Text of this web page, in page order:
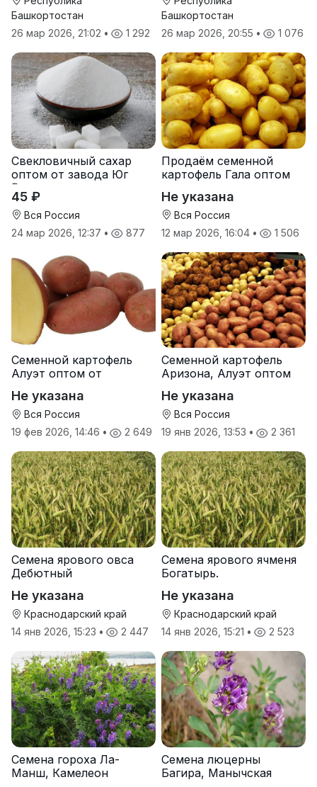
Башкортостан
26 мар 2026, 21:02 • 1 292
Башкортостан
26 мар 2026, 20:55 • 1 076
Свекловичный сахар
оптом от завода Юг
Руси
45 ₽
Вся Россия
24 мар 2026, 12:37 • 877
Продаём семенной
картофель Гала оптом
Не указана
Вся Россия
12 мар 2026, 16:04 • 1 506
Семенной картофель
Алуэт оптом от
Не указана
Вся Россия
19 фев 2026, 14:46 • 2 649
Семенной картофель
Аризона, Алуэт оптом
Не указана
Вся Россия
19 янв 2026, 13:53 • 2 361
Семена ярового овса
Дебютный
Не указана
Краснодарский край
14 янв 2026, 15:23 • 2 447
Семена ярового ячменя
Богатырь.
Не указана
Краснодарский край
14 янв 2026, 15:21 • 2 523
Семена гороха Ла-
Манш, Камелеон
Семена люцерны
Багира, Манычская